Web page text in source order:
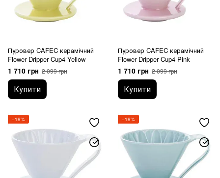
Пуровер CAFEC керамічний
Flower Dripper Cup4 Yellow
1 710 грн 2 099 грн
Купити
Пуровер CAFEC керамічний
Flower Dripper Cup4 Pink
1 710 грн 2 099 грн
Купити
−19% −19%